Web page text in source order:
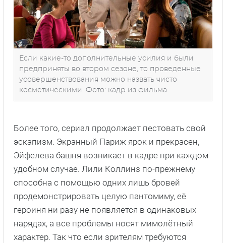
Если какие-то дополнительные усилия и были
предприняты во втором сезоне, то проведенные
усовершенствования можно назвать чисто
косметическими. Фото: кадр из фильма
Более того, сериал продолжает пестовать свой
эскапизм. Экранный Париж ярок и прекрасен,
Эйфелева башня возникает в кадре при каждом
удобном случае. Лили Коллинз по-прежнему
способна с помощью одних лишь бровей
продемонстрировать целую пантомиму, её
героиня ни разу не появляется в одинаковых
нарядах, а все проблемы носят мимолётный
характер. Так что если зрителям требуются